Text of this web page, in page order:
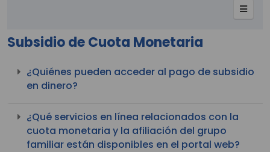
Subsidio de Cuota Monetaria
¿Quiénes pueden acceder al pago de subsidio
en dinero?
¿Qué servicios en línea relacionados con la
cuota monetaria y la afiliación del grupo
familiar están disponibles en el portal web?